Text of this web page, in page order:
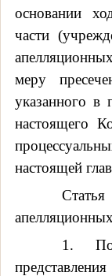
основании
части
меру
указанного в
настоящего
настоящей
1.